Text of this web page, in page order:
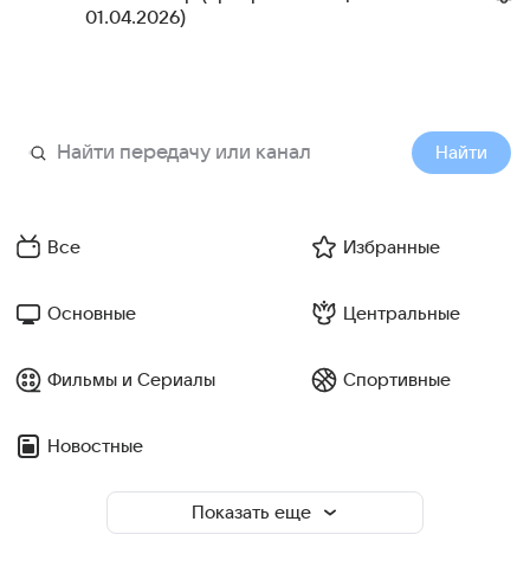
01.04.2026)
Найти
Все Избранные
Основные Центральные
Фильмы и Сериалы Спортивные
Новостные
Показать еще